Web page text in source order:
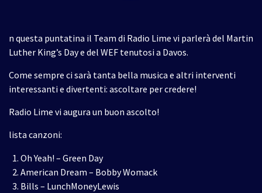
n questa puntatina il Team di Radio Lime vi parlerà del Martin
Luther King’s Day e del WEF tenutosi a Davos.
Come sempre ci sarà tanta bella musica e altri interventi
interessanti e divertenti: ascoltare per credere!
Radio Lime vi augura un buon ascolto!
lista canzoni:
Oh Yeah! – Green Day
American Dream – Bobby Womack
Bills – LunchMoneyLewis